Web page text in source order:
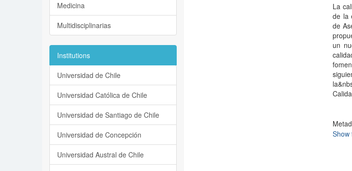
La
de la
de
un
Show
Medicina
Multidisciplinarias
Institutions
Universidad de Chile
Universidad Católica de Chile
Universidad de Santiago de Chile
Universidad de Concepción
Universidad Austral de Chile